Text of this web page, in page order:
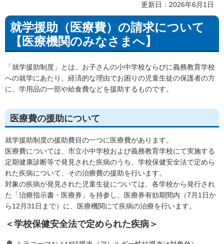
更新日：2026年6月1日
就学援助（医療費）の請求について
【医療機関のみなさまへ】
「就学援助制度」とは、お子さんの小中学校ならびに義務教育学校
への就学にあたり、経済的な理由でお困りの児童生徒の保護者の方
に、学用品の一部や給食費などを援助するものです。
医療費の援助について
就学援助制度の援助費目の一つに医療費があります。
医療費については、市立小中学校および義務教育学校にて実施する
定期健康診断等で発見された疾病のうち、学校保健安全法で定めら
れた疾病について、その治療費の援助を行います。
対象の疾病が発見された児童生徒については、各学校から発行され
た「治療指示書・医療券」を持参し、医療券有効期間内（7月1日か
ら12月31日まで）に、医療機関にて疾病の治療を行います。
＜学校保健安全法で定められた疾病＞